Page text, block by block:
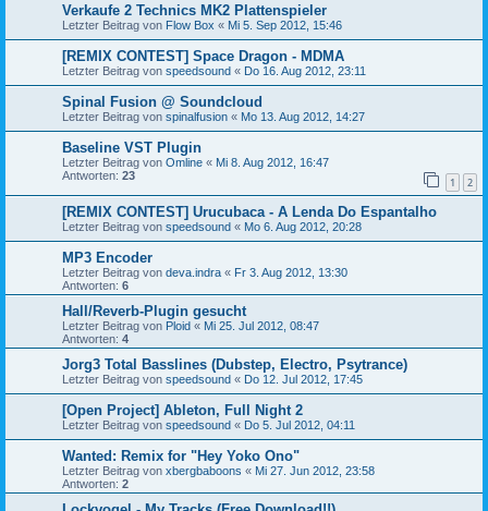
Verkaufe 2 Technics MK2 Plattenspieler
Letzter Beitrag von Flow Box « Mi 5. Sep 2012, 15:46
[REMIX CONTEST] Space Dragon - MDMA
Letzter Beitrag von speedsound « Do 16. Aug 2012, 23:11
Spinal Fusion @ Soundcloud
Letzter Beitrag von spinalfusion « Mo 13. Aug 2012, 14:27
Baseline VST Plugin
Letzter Beitrag von Omline « Mi 8. Aug 2012, 16:47
Antworten: 23 1 2
[REMIX CONTEST] Urucubaca - A Lenda Do Espantalho
Letzter Beitrag von speedsound « Mo 6. Aug 2012, 20:28
MP3 Encoder
Letzter Beitrag von deva.indra « Fr 3. Aug 2012, 13:30
Antworten: 6
Hall/Reverb-Plugin gesucht
Letzter Beitrag von Ploid « Mi 25. Jul 2012, 08:47
Antworten: 4
Jorg3 Total Basslines (Dubstep, Electro, Psytrance)
Letzter Beitrag von speedsound « Do 12. Jul 2012, 17:45
[Open Project] Ableton, Full Night 2
Letzter Beitrag von speedsound « Do 5. Jul 2012, 04:11
Wanted: Remix for "Hey Yoko Ono"
Letzter Beitrag von xbergbaboons « Mi 27. Jun 2012, 23:58
Antworten: 2